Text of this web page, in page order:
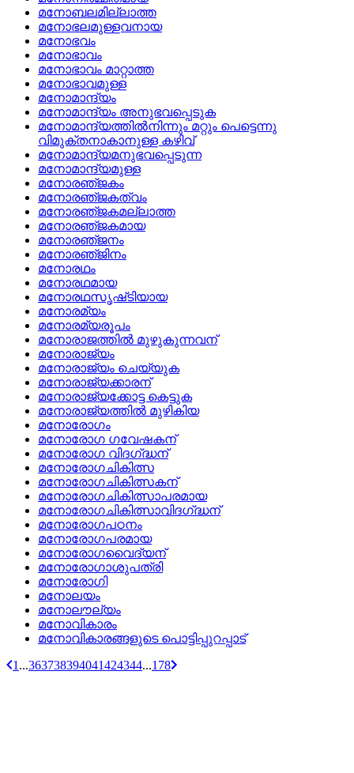
മനോബലമില്ലാത്ത
മനോഭലമുള്ളവനായ
മനോഭവം
മനോഭാവം
മനോഭാവം മാറ്റാത്ത
മനോഭാവമുള്ള
മനോമാന്ദ്യം
മനോമാന്ദ്യം അനുഭവപ്പെടുക
മനോമാന്ദ്യത്തില്‍നിന്നും മറ്റും പെട്ടെന്നു
വിമുക്തനാകാനുള്ള കഴിവ്
മനോമാന്ദ്യമനുഭവപ്പെടുന്ന
മനോമാന്ദ്യമുള്ള
മനോരഞ്‌ജകം
മനോരഞ്‌ജകത്വം
മനോരഞ്‌ജകമല്ലാത്ത
മനോരഞ്‌ജകമായ
മനോരഞ്‌ജനം
മനോരഞ്‌ജിനം
മനോരഥം
മനോരഥമായ
മനോരഥസൃഷ്‌ടിയായ
മനോരമ്യം
മനോരമ്യരൂപം
മനോരാജത്തില്‍ മുഴുകുന്നവന്
മനോരാജ്യം
മനോരാജ്യം ചെയ്യുക
മനോരാജ്യക്കാരന്
മനോരാജ്യക്കോട്ട കെട്ടുക
മനോരാജ്യത്തില്‍ മുഴികിയ
മനോരോഗം
മനോരോഗ ഗവേഷകന്
മനോരോഗ വിദഗ്‌ദ്ധന്
മനോരോഗചികിത്സ
മനോരോഗചികിത്സകന്
മനോരോഗചികിത്സാപരമായ
മനോരോഗചികിത്സാവിദഗ്‌ദ്ധന്
മനോരോഗപഠനം
മനോരോഗപരമായ
മനോരോഗവൈദ്യന്
മനോരോഗാശുപത്രി
മനോരോഗി
മനോലയം
മനോലൗല്യം
മനോവികാരം
മനോവികാരങ്ങളുടെ പൊട്ടിപ്പുറപ്പാട്
1 ...363738394041424344...178